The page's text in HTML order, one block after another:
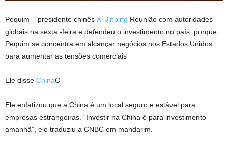
Pequim – presidente chinês Xi Jinping Reunião com autoridades
globais na sexta -feira e defendeu o investimento no país, porque
Pequim se concentra em alcançar negócios nos Estados Unidos
para aumentar as tensões comerciais
Ele disse ChinaO
Ele enfatizou que a China é um local seguro e estável para
empresas estrangeiras. “Investir na China é para investimento
amanhã”, ele traduziu a CNBC em mandarim.